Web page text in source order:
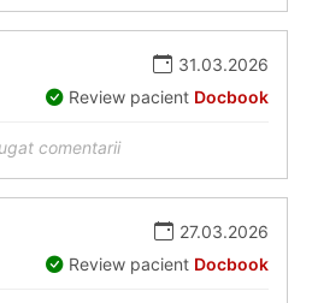
31.03.2026
Review pacient Docbook
comentarii
27.03.2026
Review pacient Docbook